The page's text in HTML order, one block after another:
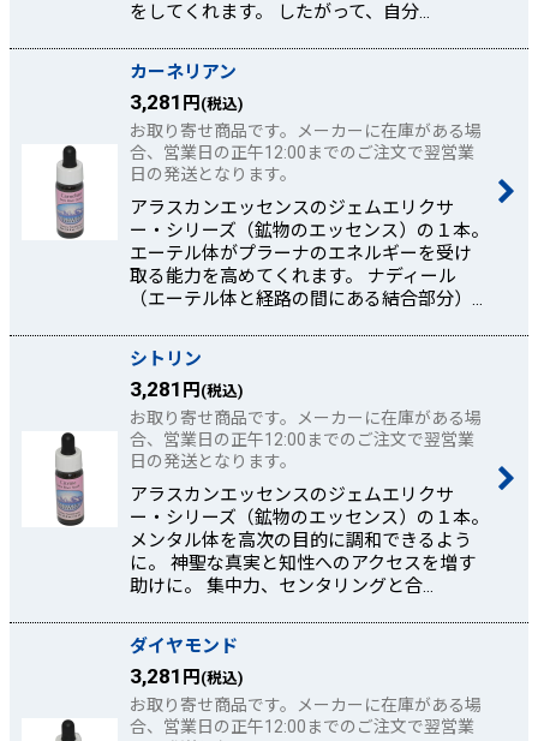
をしてくれます。 したがって、自分…
カーネリアン
3,281 円 (税込)
お取り寄せ商品です。メーカーに在庫がある場
合、営業日の正午12:00までのご注文で翌営業
日の発送となります。
アラスカンエッセンスのジェムエリクサ
ー・シリーズ（鉱物のエッセンス）の１本。
エーテル体がプラーナのエネルギーを受け
取る能力を高めてくれます。 ナディール
（エーテル体と経路の間にある結合部分）…
シトリン
3,281 円 (税込)
お取り寄せ商品です。メーカーに在庫がある場
合、営業日の正午12:00までのご注文で翌営業
日の発送となります。
アラスカンエッセンスのジェムエリクサ
ー・シリーズ（鉱物のエッセンス）の１本。
メンタル体を高次の目的に調和できるよう
に。 神聖な真実と知性へのアクセスを増す
助けに。 集中力、センタリングと合…
ダイヤモンド
3,281 円 (税込)
お取り寄せ商品です。メーカーに在庫がある場
合、営業日の正午12:00までのご注文で翌営業